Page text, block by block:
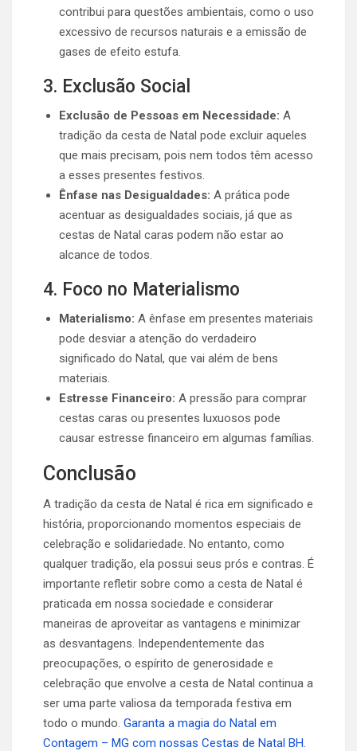
contribui para questões ambientais, como o uso
excessivo de recursos naturais e a emissão de
gases de efeito estufa.
3. Exclusão Social
Exclusão de Pessoas em Necessidade: A
tradição da cesta de Natal pode excluir aqueles
que mais precisam, pois nem todos têm acesso
a esses presentes festivos.
Ênfase nas Desigualdades: A prática pode
acentuar as desigualdades sociais, já que as
cestas de Natal caras podem não estar ao
alcance de todos.
4. Foco no Materialismo
Materialismo: A ênfase em presentes materiais
pode desviar a atenção do verdadeiro
significado do Natal, que vai além de bens
materiais.
Estresse Financeiro: A pressão para comprar
cestas caras ou presentes luxuosos pode
causar estresse financeiro em algumas famílias.
Conclusão
A tradição da cesta de Natal é rica em significado e
história, proporcionando momentos especiais de
celebração e solidariedade. No entanto, como
qualquer tradição, ela possui seus prós e contras. É
importante refletir sobre como a cesta de Natal é
praticada em nossa sociedade e considerar
maneiras de aproveitar as vantagens e minimizar
as desvantagens. Independentemente das
preocupações, o espírito de generosidade e
celebração que envolve a cesta de Natal continua a
ser uma parte valiosa da temporada festiva em
todo o mundo. Garanta a magia do Natal em
Contagem – MG com nossas Cestas de Natal BH.